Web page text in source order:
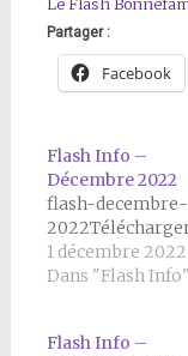
Partager :
Facebook
Flash Info –
Décembre 2022
flash-decembre-
1 décembre 2022
Dans "Flash Info"
Flash Info –